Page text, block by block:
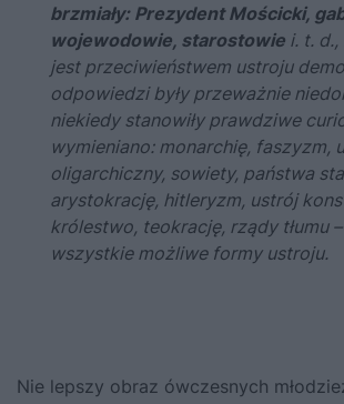
brzmiały: Prezydent Mościcki,
wojewodowie, starostowie i. t.
jest przeciwieństwem ustroju
odpowiedzi były przeważnie
niekiedy stanowiły prawdziwe
wymieniano: monarchię, faszyzm,
oligarchiczny, sowiety, państwa
arystokrację, hitleryzm, ustrój
królestwo, teokrację, rządy tłumu
wszystkie możliwe formy ustroju.
Nie lepszy obraz ówczesnych